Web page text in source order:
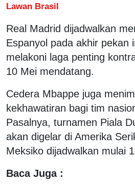
Lawan Brasil
Real Madrid dijadwalkan
Espanyol pada akhir pekan
melakoni laga penting
10 Mei mendatang.
Cedera Mbappe juga
kekhawatiran bagi tim
Pasalnya, turnamen Piala
akan digelar di Amerika
Meksiko dijadwalkan mulai
Baca Juga :